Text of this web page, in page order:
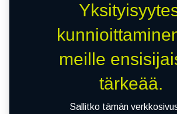
meille
tärkeää.
Sallitko tämän